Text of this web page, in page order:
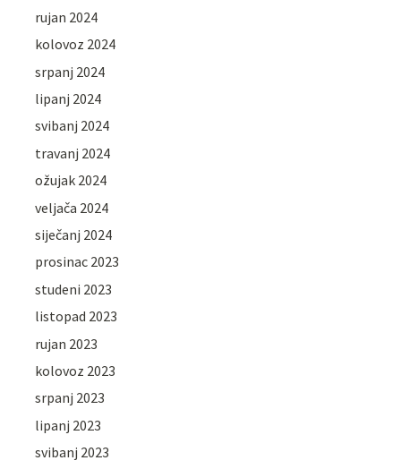
rujan 2024
kolovoz 2024
srpanj 2024
lipanj 2024
svibanj 2024
travanj 2024
ožujak 2024
veljača 2024
siječanj 2024
prosinac 2023
studeni 2023
listopad 2023
rujan 2023
kolovoz 2023
srpanj 2023
lipanj 2023
svibanj 2023